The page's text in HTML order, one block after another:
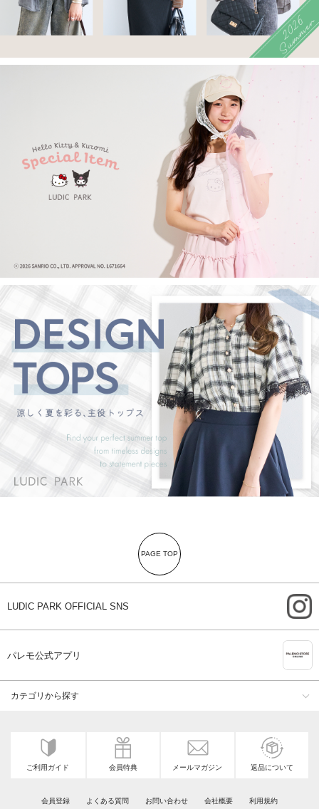
PAGE TOP
LUDIC PARK OFFICIAL SNS
パレモ公式アプリ
カテゴリから探す
ご利用ガイド 会員特典 メールマガジン 返品について
会員登録 よくある質問 お問い合わせ 会社概要 利用規約